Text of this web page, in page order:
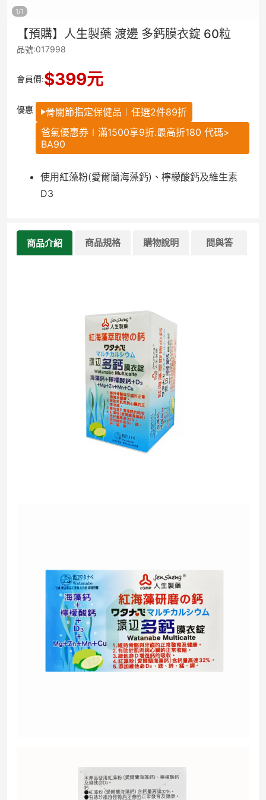
1/1
【預購】人生製藥 渡邊 多鈣膜衣錠 60粒
品號:017998
會員價:$399元
優惠
骨關節指定保健品︱任選2件89折
爸氣優惠券∣滿1500享9折.最高折180 代碼>
BA90
使用紅藻粉(愛爾蘭海藻鈣)、檸檬酸鈣及維生素
D3
商品介紹 商品規格 購物說明 問與答